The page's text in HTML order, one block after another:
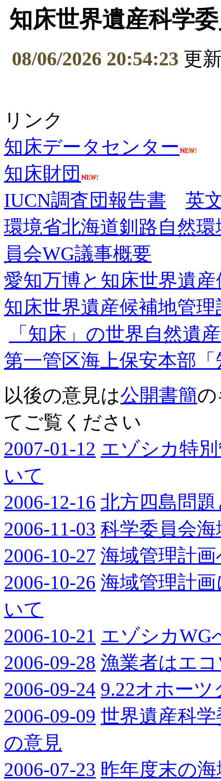
知床世界遺産科学
08/06/2026 20:54:23 更
リンク
知床データセンター
知床財団
IUCN調査団報告書
英
環境省北海道釧路自然
員会WG議事概要
愛知万博と知床世界遺
知床世界遺産候補地管理
「知床」の世界自然遺
第一管区海上保安本部
以後の意見は公開書簡
てご覧ください
2007-01-12 エゾシカ特
いて
2006-12-16 北方四島問
2006-11-03 科学委員会
2006-10-27 海域管理計
2006-10-26 海域管理計
いて
2006-10-21 エゾシカWG
2006-09-28 漁業者はエ
2006-09-24 9.22オホー
2006-09-09 世界遺産科
の意見
2006-07-23 昨年度末の